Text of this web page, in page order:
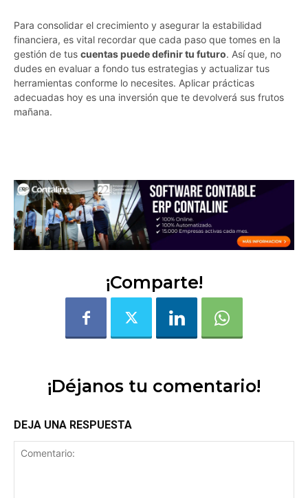
Para consolidar el crecimiento y asegurar la estabilidad
financiera, es vital recordar que cada paso que tomes en la
gestión de tus cuentas puede definir tu futuro. Así que, no
dudes en evaluar a fondo tus estrategias y actualizar tus
herramientas conforme lo necesites. Aplicar prácticas
adecuadas hoy es una inversión que te devolverá sus frutos
mañana.
¡Comparte!
¡Déjanos tu comentario!
DEJA UNA RESPUESTA